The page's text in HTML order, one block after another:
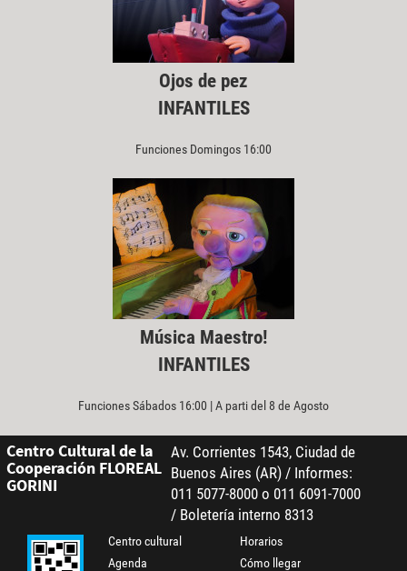
Ojos de pez
INFANTILES
Funciones Domingos 16:00
Música Maestro!
INFANTILES
Funciones Sábados 16:00 | A parti del 8 de Agosto
Centro Cultural de la
Cooperación FLOREAL
GORINI
Av. Corrientes 1543, Ciudad de
Buenos Aires (AR) / Informes:
011 5077-8000 o 011 6091-7000
/ Boletería interno 8313
Centro cultural
Agenda
Horarios
Cómo llegar